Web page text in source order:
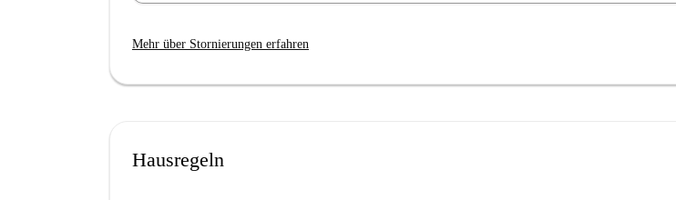
Mehr über Stornierungen erfahren
Hausregeln